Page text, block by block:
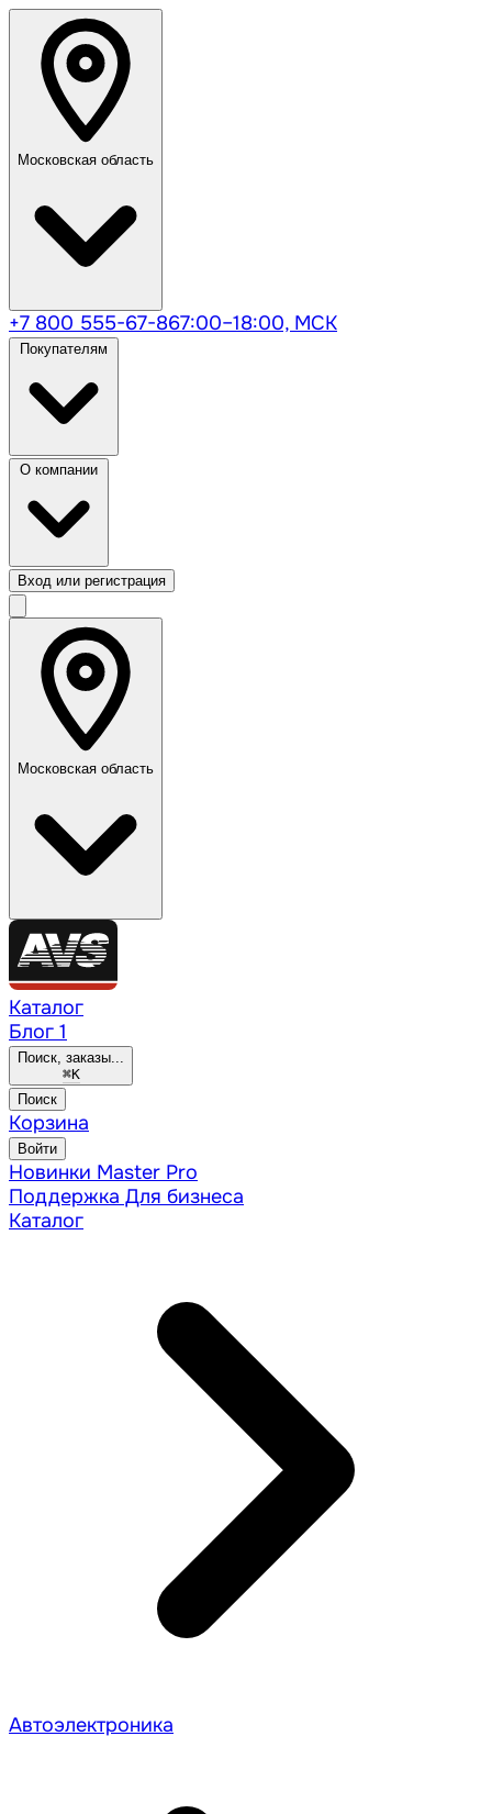
Московская область
+7 800 555-67-867:00–18:00, МСК
Вход или регистрация
Московская область
Каталог
Блог 1
Поиск, заказы...
⌘K
Поиск
Корзина
Войти
Новинки Master Pro
Поддержка Для бизнеса
Каталог
Автоэлектроника